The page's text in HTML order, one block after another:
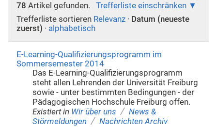
78 Artikel gefunden.
Trefferliste einschränken
Trefferliste sortieren Relevanz · Datum (neueste
zuerst) · alphabetisch
E-Learning-Qualifizierungsprogramm im
Sommersemester 2014
Das E-Learning-Qualifizierungsprogramm
steht allen Lehrenden der Universität Freiburg
sowie - unter bestimmten Bedingungen - der
Pädagogischen Hochschule Freiburg offen.
Existiert in Wir über uns / News &
Störmeldungen / Nachrichten Archiv